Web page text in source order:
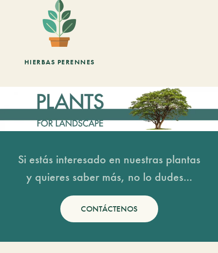
HIERBAS PERENNES
Si estás interesado en nuestras plantas
y quieres saber más, no lo dudes...
CONTÁCTENOS